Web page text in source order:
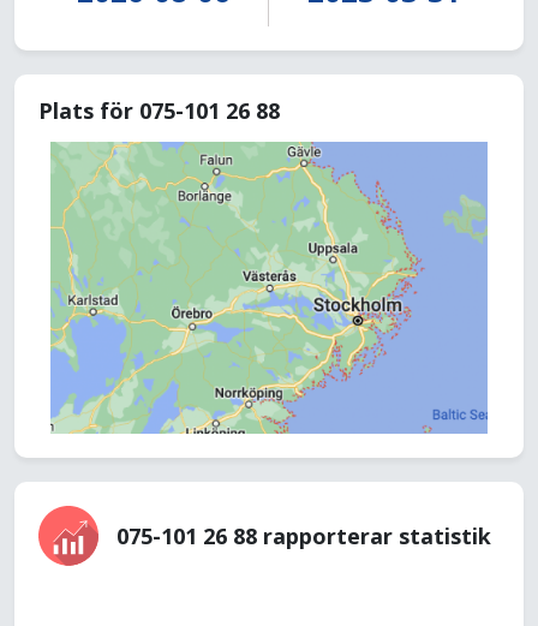
Plats för 075-101 26 88
075-101 26 88 rapporterar statistik